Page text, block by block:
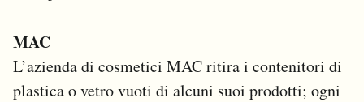
MAC
L’azienda di cosmetici MAC ritira i contenitori di
plastica o vetro vuoti di alcuni suoi prodotti; ogni